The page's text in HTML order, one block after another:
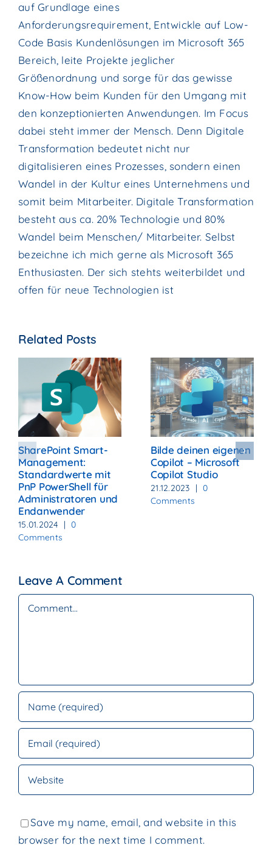
auf Grundlage eines
Anforderungsrequirement, Entwickle auf Low-
Code Basis Kundenlösungen im Microsoft 365
Bereich, leite Projekte jeglicher
Größenordnung und sorge für das gewisse
Know-How beim Kunden für den Umgang mit
den konzeptionierten Anwendungen. Im Focus
dabei steht immer der Mensch. Denn Digitale
Transformation bedeutet nicht nur
digitalisieren eines Prozesses, sondern einen
Wandel in der Kultur eines Unternehmens und
somit beim Mitarbeiter. Digitale Transformation
besteht aus ca. 20% Technologie und 80%
Wandel beim Menschen/ Mitarbeiter. Selbst
bezeichne ich mich gerne als Microsoft 365
Enthusiasten. Der sich stehts weiterbildet und
offen für neue Technologien ist
Related Posts
SharePoint Smart-
Management:
Standardwerte mit
PnP PowerShell für
Administratoren und
Endanwender
15.01.2024 | 0
Comments
Bilde deinen eigenen
Copilot – Microsoft
Copilot Studio
21.12.2023 | 0
Comments
Leave A Comment
Comment
Save my name, email, and website in this
browser for the next time I comment.